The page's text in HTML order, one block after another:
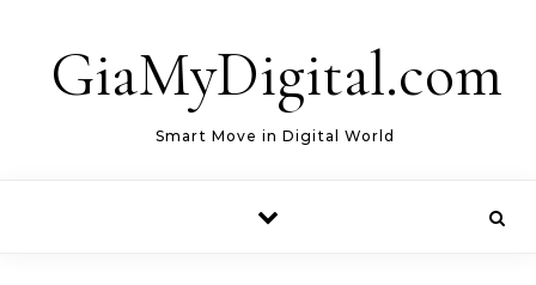
GiaMyDigital.com
Smart Move in Digital World